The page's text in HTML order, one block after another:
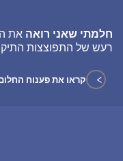
חלמתי שאני רואה את
רעש של התפוצצות
> קראו את פענוח